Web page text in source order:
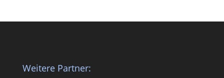
Weitere Partner: